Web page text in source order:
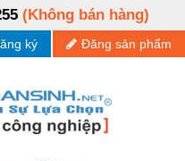
(Không bán hàng)
Đăng sản phẩm
ký